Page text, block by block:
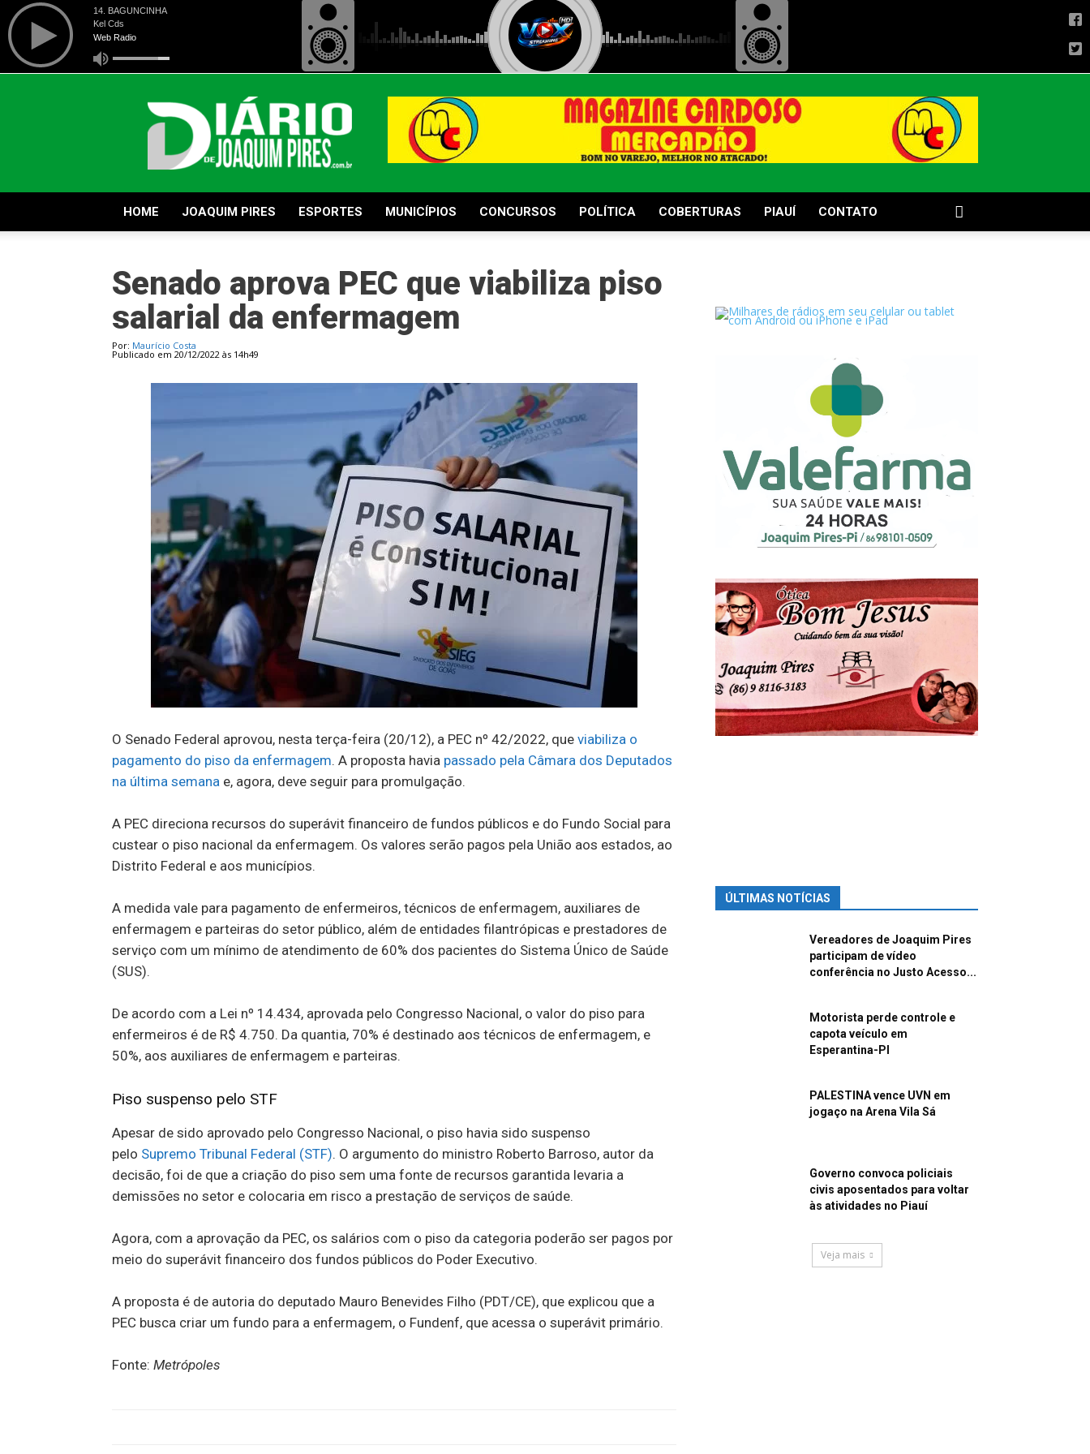
Diário
de
Joaquim
Pires
HOME JOAQUIM PIRES ESPORTES MUNICÍPIOS CONCURSOS POLÍTICA COBERTURAS PIAUÍ CONTATO
Senado aprova PEC que viabiliza piso
salarial da enfermagem
Por: Maurício Costa
Publicado em 20/12/2022 às 14h49
O Senado Federal aprovou, nesta terça-feira (20/12), a PEC nº 42/2022, que viabiliza o
pagamento do piso da enfermagem. A proposta havia passado pela Câmara dos Deputados
na última semana e, agora, deve seguir para promulgação.
A PEC direciona recursos do superávit financeiro de fundos públicos e do Fundo Social para
custear o piso nacional da enfermagem. Os valores serão pagos pela União aos estados, ao
Distrito Federal e aos municípios.
A medida vale para pagamento de enfermeiros, técnicos de enfermagem, auxiliares de
enfermagem e parteiras do setor público, além de entidades filantrópicas e prestadores de
serviço com um mínimo de atendimento de 60% dos pacientes do Sistema Único de Saúde
(SUS).
De acordo com a Lei nº 14.434, aprovada pelo Congresso Nacional, o valor do piso para
enfermeiros é de R$ 4.750. Da quantia, 70% é destinado aos técnicos de enfermagem, e
50%, aos auxiliares de enfermagem e parteiras.
Piso suspenso pelo STF
Apesar de sido aprovado pelo Congresso Nacional, o piso havia sido suspenso
pelo Supremo Tribunal Federal (STF). O argumento do ministro Roberto Barroso, autor da
decisão, foi de que a criação do piso sem uma fonte de recursos garantida levaria a
demissões no setor e colocaria em risco a prestação de serviços de saúde.
Agora, com a aprovação da PEC, os salários com o piso da categoria poderão ser pagos por
meio do superávit financeiro dos fundos públicos do Poder Executivo.
A proposta é de autoria do deputado Mauro Benevides Filho (PDT/CE), que explicou que a
PEC busca criar um fundo para a enfermagem, o Fundenf, que acessa o superávit primário.
Fonte: Metrópoles
ÚLTIMAS NOTÍCIAS
Vereadores de Joaquim Pires
participam de vídeo
conferência no Justo Acesso...
Motorista perde controle e
capota veículo em
Esperantina-PI
PALESTINA vence UVN em
jogaço na Arena Vila Sá
Governo convoca policiais
civis aposentados para voltar
às atividades no Piauí
Veja mais